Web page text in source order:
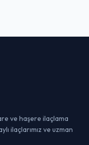
ve haşere ilaçlama
ilaçlarımız ve uzman